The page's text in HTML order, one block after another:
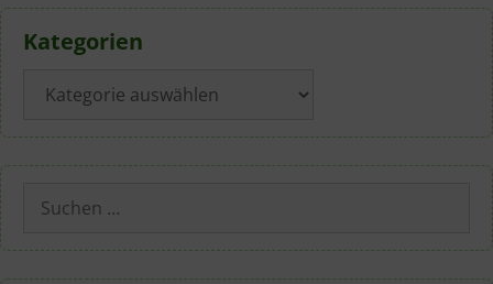
Kategorien
Suchen
nach: